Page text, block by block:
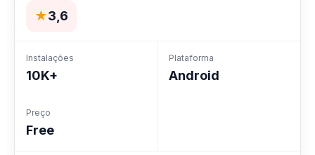
★3,6
Instalações
10K+
Plataforma
Android
Preço
Free